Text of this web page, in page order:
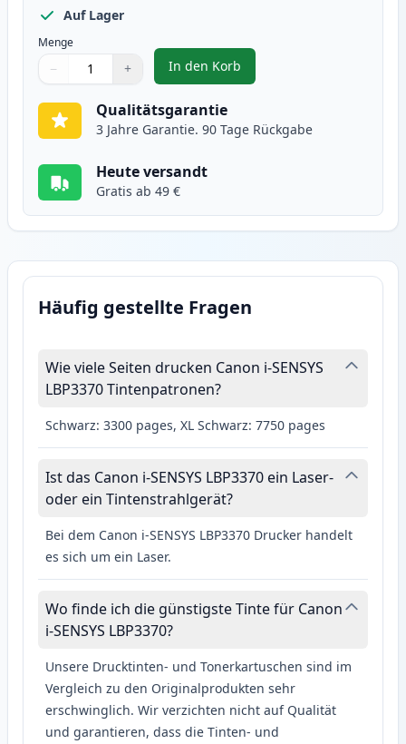
Auf Lager
Menge
Verwenden Sie die Tasten, um anzupassen
− +
1
In den Korb
, Canon 715H schwarz XL toner
Qualitätsgarantie
3 Jahre Garantie. 90 Tage Rückgabe
Heute versandt
Gratis ab 49 €
Häufig gestellte Fragen
Wie viele Seiten drucken Canon i-SENSYS
LBP3370 Tintenpatronen?
Schwarz: 3300 pages, XL Schwarz: 7750 pages
Ist das Canon i-SENSYS LBP3370 ein Laser-
oder ein Tintenstrahlgerät?
Bei dem Canon i-SENSYS LBP3370 Drucker handelt
es sich um ein Laser.
Wo finde ich die günstigste Tinte für Canon
i-SENSYS LBP3370?
Unsere Drucktinten- und Tonerkartuschen sind im
Vergleich zu den Originalprodukten sehr
erschwinglich. Wir verzichten nicht auf Qualität
und garantieren, dass die Tinten- und